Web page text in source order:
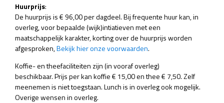
Huurprijs:
De huurprijs is € 96,00 per dagdeel. Bij frequente huur kan, in
overleg, voor bepaalde (wijk)intiatieven met een
maatschappelijk karakter, korting over de huurprijs worden
afgesproken,Bekijk hier onze voorwaarden.
Koffie- en theefaciliteiten zijn (in vooraf overleg)
beschikbaar. Prijs per kan koffie € 15,00 en thee € 7,50. Zelf
meenemen is niet toegstaan. Lunch is in overleg ook mogelijk.
Overige wensen in overleg.